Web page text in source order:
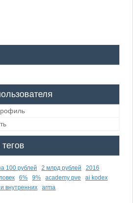
100 рублей 2 млрд рублей
2016
6% 9% academy pve
ai kodex
внутренних
arma